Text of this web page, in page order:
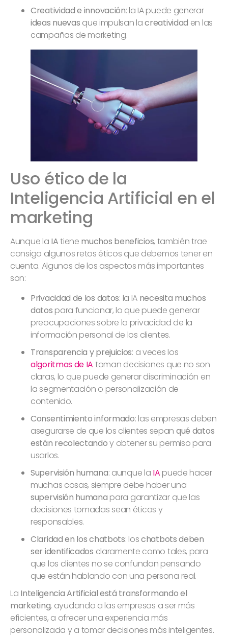
Creatividad e innovación: la IA puede generar
ideas nuevas que impulsan lacreatividad en las
campañas de marketing.
Uso ético de la
Inteligencia Artificial en el
marketing
Aunque la IAtiene muchos beneficios, también trae
consigo algunos retos éticos que debemos tener en
cuenta. Algunos de los aspectos más importantes
son:
Privacidad de los datos: la IA necesita muchos
datos para funcionar, lo que puede generar
preocupaciones sobre la privacidad de la
información personal de los clientes.
Transparencia y prejuicios: a veces los
algoritmos de IA toman decisiones que no son
claras, lo que puede generar discriminación en
la segmentación o personalización de
contenido.
Consentimiento informado: las empresas deben
asegurarse de que los clientes sepan qué datos
están recolectandoy obtener su permiso para
usarlos.
Supervisión humana: aunque la IA puede hacer
muchas cosas, siempre debe haber una
supervisión humana para garantizar que las
decisiones tomadas sean éticas y
responsables.
Claridad en los chatbots: loschatbotsdeben
ser identificados claramente como tales, para
que los clientes no se confundan pensando
que están hablando con una persona real.
La Inteligencia Artificial está transformando el
marketing, ayudando a las empresas a ser más
eficientes, a ofrecer una experiencia más
personalizada y a tomar decisiones más inteligentes.